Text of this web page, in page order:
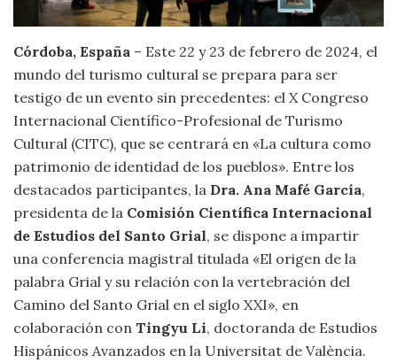
Córdoba, España – Este 22 y 23 de febrero de 2024, el
mundo del turismo cultural se prepara para ser
testigo de un evento sin precedentes: el X Congreso
Internacional Científico-Profesional de Turismo
Cultural (CITC), que se centrará en «La cultura como
patrimonio de identidad de los pueblos». Entre los
destacados participantes, la Dra. Ana Mafé García,
presidenta de la Comisión Científica Internacional
de Estudios del Santo Grial, se dispone a impartir
una conferencia magistral titulada «El origen de la
palabra Grial y su relación con la vertebración del
Camino del Santo Grial en el siglo XXI», en
colaboración con Tingyu Li, doctoranda de Estudios
Hispánicos Avanzados en la Universitat de València.